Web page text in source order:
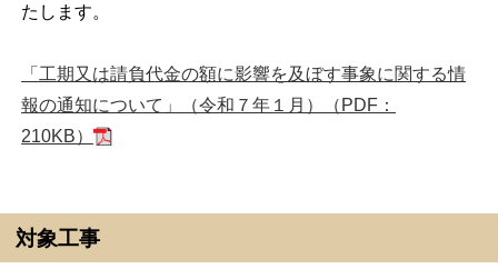
たします。
「工期又は請負代金の額に影響を及ぼす事象に関する情
報の通知について」（令和７年１月）（PDF：
210KB）
対象工事